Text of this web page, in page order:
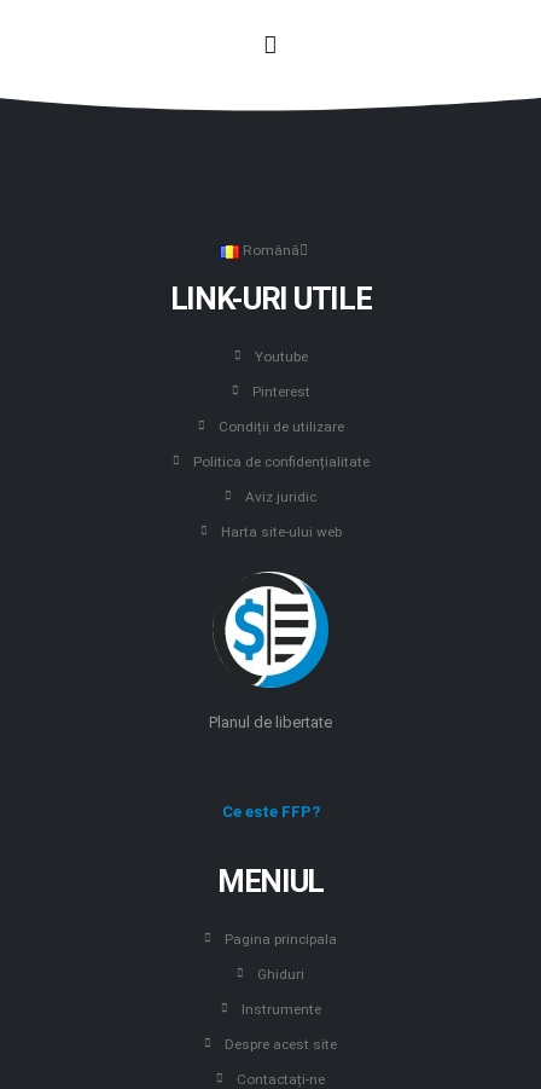
Română
LINK-URI UTILE
Youtube
Pinterest
Condiții de utilizare
Politica de confidențialitate
Aviz juridic
Harta site-ului web
Planul de libertate
Ce este FFP?
MENIUL
Pagina principala
Ghiduri
Instrumente
Despre acest site
Contactați-ne